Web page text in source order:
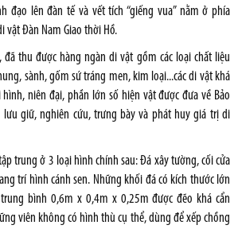
đạo lên đàn tế và vết tích “giếng vua” nằm ở phía
vật Đàn Nam Giao thời Hồ.
đã thu được hàng ngàn di vật gồm các loại chất liệu
sành, gốm sứ tráng men, kim loại...các di vật khá
niên đại, phần lớn số hiện vật được đưa về Bảo
giữ, nghiên cứu, trưng bày và phát huy giá trị di
trung ở 3 loại hình chính sau: Đá xây tường, cối cửa
trí hình cánh sen. Những khối đá có kích thước lớn
bình 0,6m x 0,4m x 0,25m được đẽo khá cẩn
viên không có hình thù cụ thể, dùng để xếp chồng